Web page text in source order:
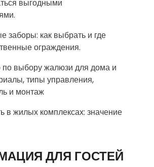
выгодными
заборы: как выбрать и где
ограждения.
по выбору жалюзи для дома и
типы управления,
и монтаж
в жилых комплексах: значение
ДЛЯ ГОСТЕЙ